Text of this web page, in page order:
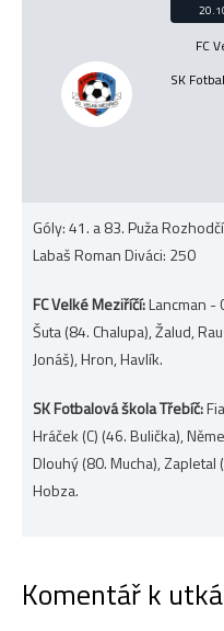
FC
SK
Góly: 41. a 83. Puža
Labaš Roman Diváci: 250
FC Velké Meziříčí:Lancman -
Šuta (84. Chalupa), Žalud,
Jonáš), Hron, Havlík.
SK Fotbalová škola Třebíč:
Hráček (C) (46. Bulička),
Dlouhý (80. Mucha),
Hobza.
Komentář k